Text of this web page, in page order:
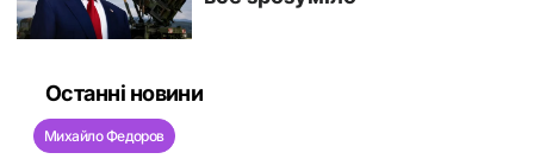
Останні новини
Михайло Федоров